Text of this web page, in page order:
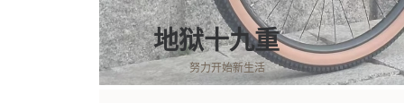
地狱十九重
努力开始新生活